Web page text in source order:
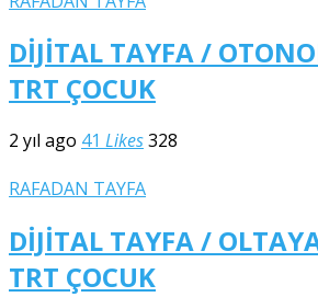
DİJİTAL TAYFA /
TRT ÇOCUK
2 yıl ago 41 Likes328
RAFADAN TAYFA
DİJİTAL TAYFA /
TRT ÇOCUK